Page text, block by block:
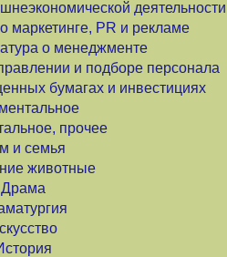
деятельности
маркетинге, PR и рекламе
о менеджменте
и подборе персонала
бумагах и инвестициях
прочее
и семья
животные
Драма